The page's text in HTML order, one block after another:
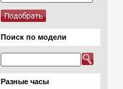
Поиск по модели
Разные часы